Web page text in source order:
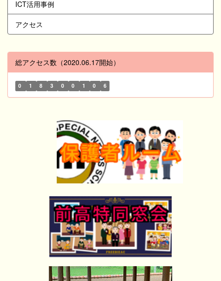
ICT活用事例
アクセス
総アクセス数（2020.06.17開始）
0 1 8 3 0 0 1 0 6